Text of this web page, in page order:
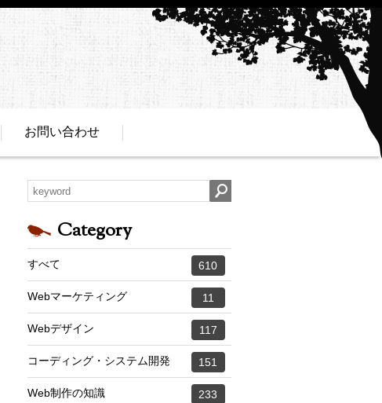
お問い合わせ
Category
すべて 610
Webマーケティング 11
Webデザイン 117
コーディング・システム開発 151
Web制作の知識 233